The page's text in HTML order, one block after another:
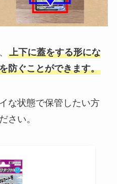
上下に蓋をする形にな
防ぐことができます。
な状態で保管したい方
さい。